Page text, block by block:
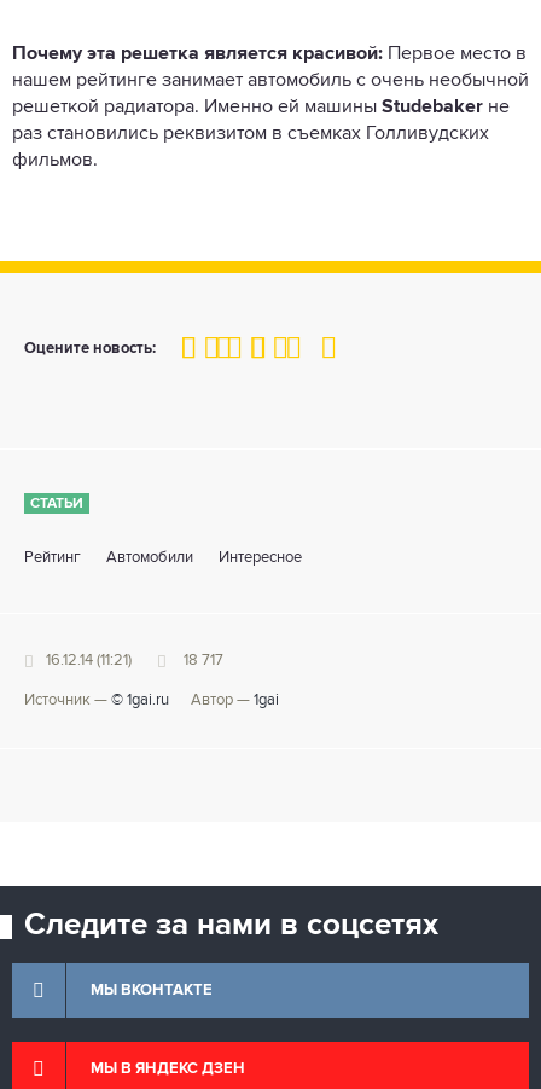
Почему эта решетка является красивой: Первое место в
нашем рейтинге занимает автомобиль с очень необычной
решеткой радиатора. Именно ей машины Studebaker не
раз становились реквизитом в съемках Голливудских
фильмов.
Оцените новость:
100
1 2 3 4 5
СТАТЬИ
Рейтинг Автомобили Интересное
16.12.14 (11:21) 18 717
Источник — © 1gai.ru Автор — 1gai
Следите за нами в соцсетях
МЫ ВКОНТАКТЕ
МЫ В ЯНДЕКС ДЗЕН